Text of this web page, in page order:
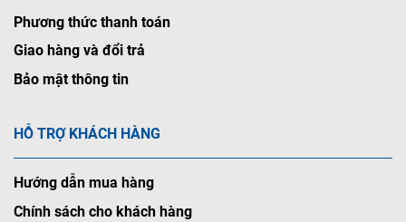
Phương thức thanh toán
Giao hàng và đổi trả
Bảo mật thông tin
HỖ TRỢ KHÁCH HÀNG
Hướng dẫn mua hàng
Chính sách cho khách hàng